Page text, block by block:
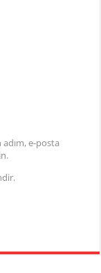
e-posta